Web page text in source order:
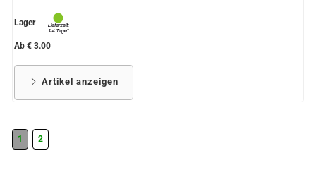
Lager
Ab € 3.00
Artikel anzeigen
1 2